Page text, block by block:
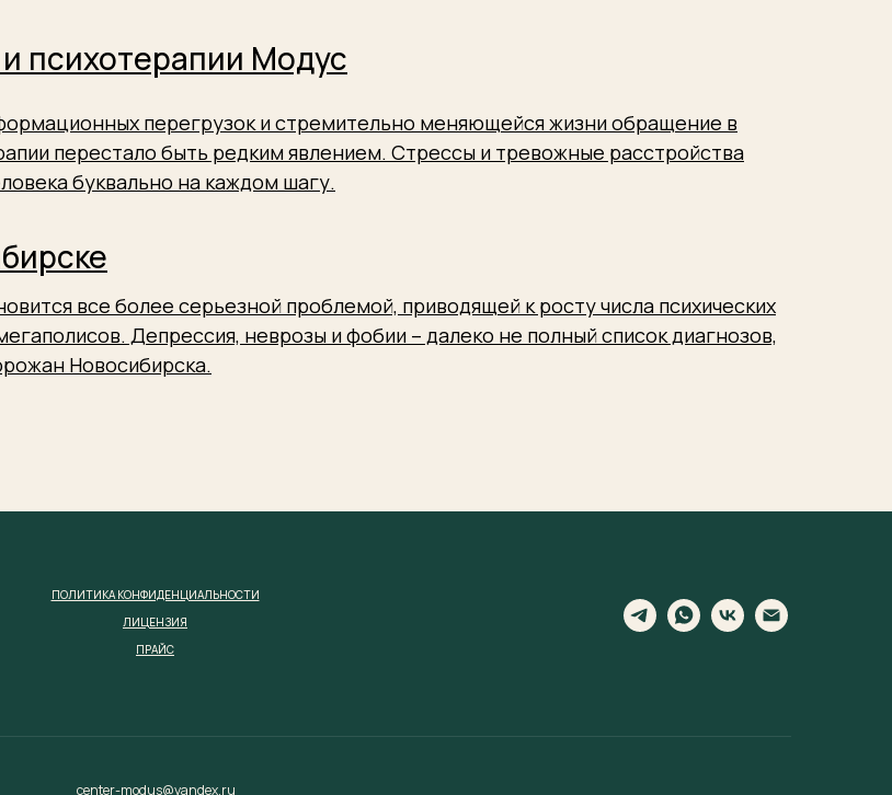
перегрузок и стремительно меняющейся жизни обращение в
перестало быть редким явлением. Стрессы и тревожные расстройства
буквально на каждом шагу.
психотерапии Модус
все более серьезной проблемой, приводящей к росту числа психических
Депрессия, неврозы и фобии – далеко не полный список диагнозов,
Новосибирска.
ПОЛИТИКА КОНФИДЕНЦИАЛЬНОСТИ
ЛИЦЕНЗИЯ
ПРАЙС
center-modus@yandex.ru